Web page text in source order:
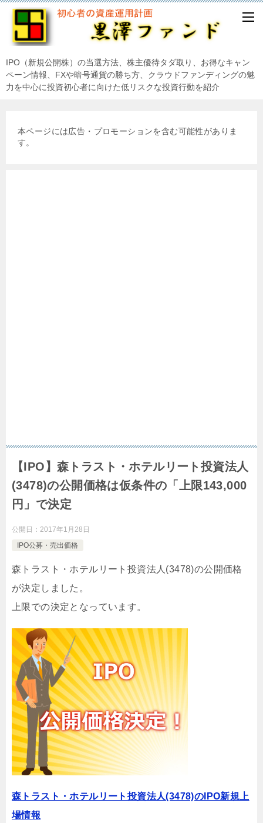
IPO（新規公開株）の当選方法、株主優待タダ取り、お得なキャン
ペーン情報、FXや暗号通貨の勝ち方、クラウドファンディングの魅
力を中心に投資初心者に向けた低リスクな投資行動を紹介
本ページには広告・プロモーションを含む可能性がありま
す。
【IPO】森トラスト・ホテルリート投資法人
(3478)の公開価格は仮条件の「上限143,000
円」で決定
公開日： 2017年1月28日
IPO公募・売出価格
森トラスト・ホテルリート投資法人(3478)の公開価格
が決定しました。
上限での決定となっています。
森トラスト・ホテルリート投資法人(3478)のIPO新規上
場情報